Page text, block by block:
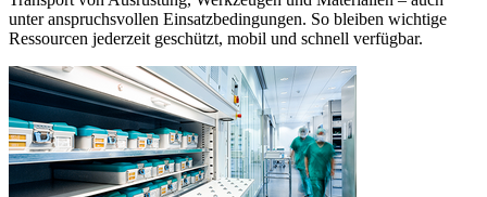
unter anspruchsvollen Einsatzbedingungen. So bleiben wichtige
Ressourcen jederzeit geschützt, mobil und schnell verfügbar.